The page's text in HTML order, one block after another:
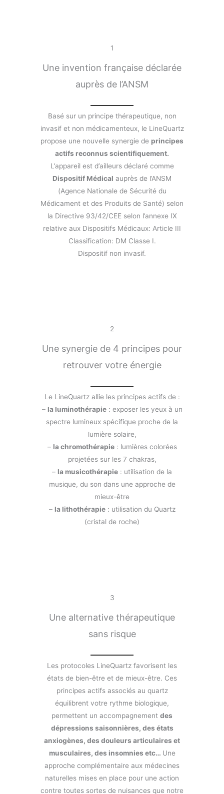
1
Une invention française déclarée
auprès de l’ANSM
Basé sur un principe thérapeutique, non
invasif et non médicamenteux, le LineQuartz
propose une nouvelle synergie de principes
actifs reconnus scientifiquement.
L’appareil est d’ailleurs déclaré comme
Dispositif Médical auprès de l’ANSM
(Agence Nationale de Sécurité du
Médicament et des Produits de Santé) selon
la Directive 93/42/CEE selon l’annexe IX
relative aux Dispositifs Médicaux: Article III
Classification: DM Classe I.
Dispositif non invasif.
2
Une synergie de 4 principes pour
retrouver votre énergie
Le LineQuartz allie les principes actifs de :
– la luminothérapie: exposer les yeux à un
spectre lumineux spécifique proche de la
lumière solaire,
– la chromothérapie: lumières colorées
projetées sur les 7 chakras,
– la musicothérapie : utilisation de la
musique, du son dans une approche de
mieux-être
– la lithothérapie: utilisation du Quartz
(cristal de roche)
3
Une alternative thérapeutique
sans risque
Les protocoles LineQuartz favorisent les
états de bien-être et de mieux-être. Ces
principes actifs associés au quartz
équilibrent votre rythme biologique,
permettent un accompagnement des
dépressions saisonnières, des états
anxiogènes, des douleurs articulaires et
musculaires, des insomnies etc… Une
approche complémentaire aux médecines
naturelles mises en place pour une action
contre toutes sortes de nuisances que notre